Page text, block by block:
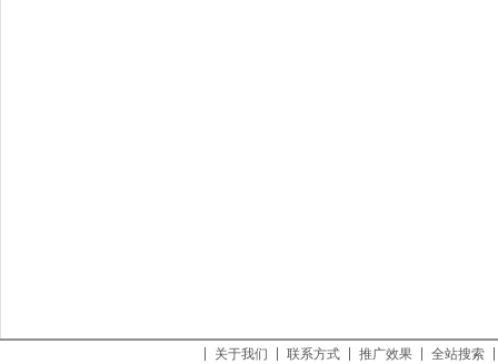
关于我们 联系方式 推广效果 全站搜索